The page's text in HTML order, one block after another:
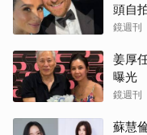
頭自
鏡週刊
姜厚
曝光
是時
鏡週刊
蘇慧